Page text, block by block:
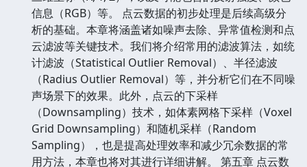
信息（RGB）等。 点云数据的初步处理是后续高级分
析的基础。本章将涵盖诸如噪声去除、异常值检测和点
云滤波等关键技术。我们将介绍常用的滤波算法，如统
计滤波（Statistical Outlier Removal）、半径滤波
（Radius Outlier Removal）等，并分析它们在不同噪
声场景下的效果。此外，点云的下采样
（Downsampling）技术，如体素网格下采样（Voxel
Grid Downsampling）和随机采样（Random
Sampling），也是提高处理效率和减少冗余数据的常
用方法，本章也将对其进行详细讲解。 第五章 点云数